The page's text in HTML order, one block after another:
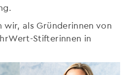
wir, als Gründerinnen von
Stifterinnen in